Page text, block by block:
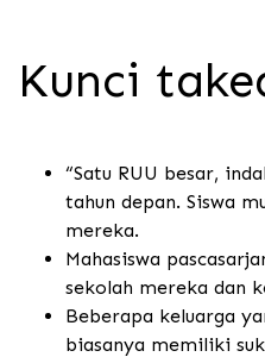
Kunci
“Satu RUU besar,
tahun depan. Siswa
mereka.
Mahasiswa
sekolah mereka dan
Beberapa keluarga
biasanya memiliki